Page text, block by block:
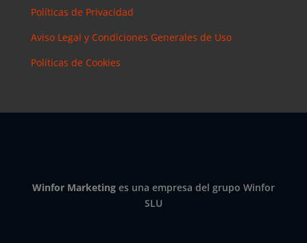
cómo
esta red
cómo
Políticas de Privacidad
Aviso Legal y Condiciones Generales de Uso
Políticas de Cookies
Winfor Marketinges una empresa del grupo Winfor
SLU